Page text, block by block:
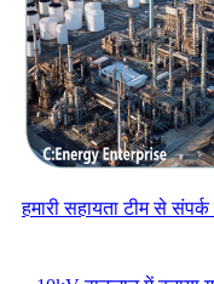
हमारी सहायता टीम से